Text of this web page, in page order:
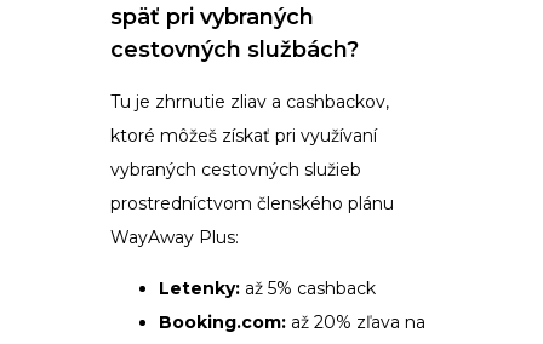
späť pri vybraných
cestovných službách?
Tu je zhrnutie zliav a cashbackov,
ktoré môžeš získať pri využívaní
vybraných cestovných služieb
prostredníctvom členského plánu
WayAway Plus:
Letenky: až 5% cashback
Booking.com: až 20% zľava na